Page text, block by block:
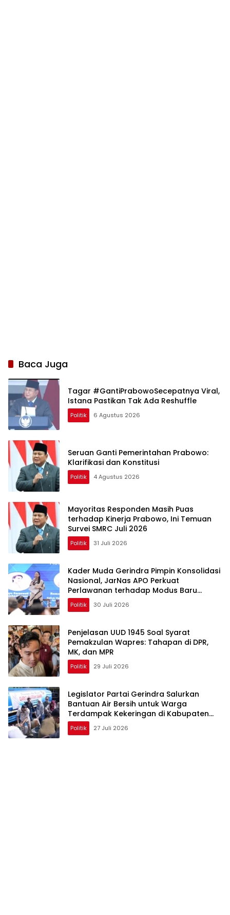
Baca Juga
Tagar #GantiPrabowoSecepatnya Viral,
Istana Pastikan Tak Ada Reshuffle
Politik 6 Agustus 2026
Seruan Ganti Pemerintahan Prabowo:
Klarifikasi dan Konstitusi
Politik 4 Agustus 2026
Mayoritas Responden Masih Puas
terhadap Kinerja Prabowo, Ini Temuan
Survei SMRC Juli 2026
Politik 31 Juli 2026
Kader Muda Gerindra Pimpin Konsolidasi
Nasional, JarNas APO Perkuat
Perlawanan terhadap Modus Baru
Perdagangan Orang
Politik 30 Juli 2026
Penjelasan UUD 1945 Soal Syarat
Pemakzulan Wapres: Tahapan di DPR,
MK, dan MPR
Politik 29 Juli 2026
Legislator Partai Gerindra Salurkan
Bantuan Air Bersih untuk Warga
Terdampak Kekeringan di Kabupaten
Bekasi
Politik 27 Juli 2026